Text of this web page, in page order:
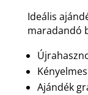
Ideális
maradandó
Ajándék